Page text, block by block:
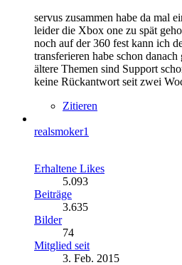
servus zusammen habe da mal
leider die Xbox one zu spät
noch auf der 360 fest kann ich
transferieren habe schon
ältere Themen sind Support
keine Rückantwort seit zwei
Zitieren
realsmoker1
Erhaltene Likes
5.093
Beiträge
3.635
Bilder
74
Mitglied seit
3. Feb. 2015